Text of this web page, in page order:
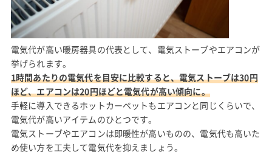
電気代が高い暖房器具の代表として、電気ストーブやエアコンが
挙げられます。
1時間あたりの電気代を目安に比較すると、電気ストーブは30円
ほど、エアコンは20円ほどと電気代が高い傾向に。
手軽に導入できるホットカーペットもエアコンと同じくらいで、
電気代が高いアイテムのひとつです。
電気ストーブやエアコンは即暖性が高いものの、電気代も高いた
め使い方を工夫して電気代を抑えましょう。